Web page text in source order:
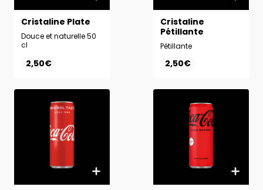
Cristaline Plate
Douce et naturelle 50
cl
2,50€
Cristaline
Pétillante
Pétillante
2,50€